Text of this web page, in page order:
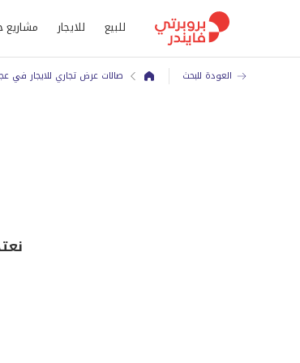
للبيع للايجار مشاريع
العودة للبحث صالات عرض تجاري للايجار في